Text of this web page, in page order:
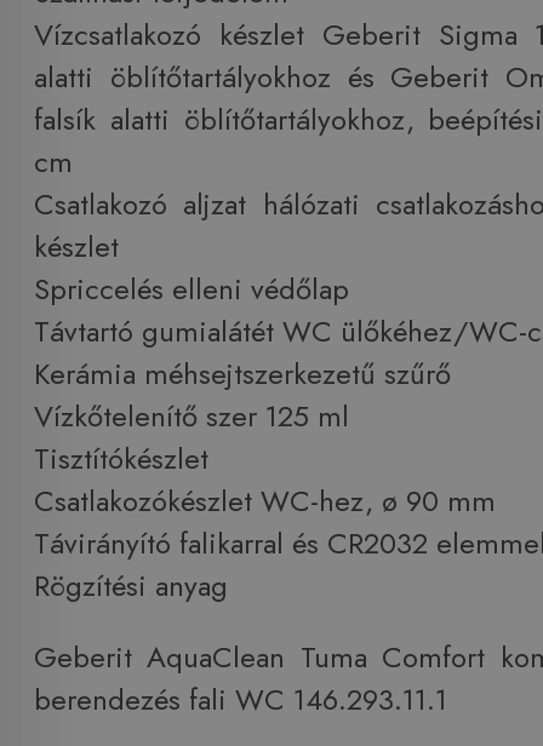
Vízcsatlakozó készlet Geberit Sigma
alatti öblítőtartályokhoz és Geberit
falsík alatti öblítőtartályokhoz,
cm
Csatlakozó aljzat hálózati
készlet
Spriccelés elleni védőlap
Távtartó gumialátét WC ülőkéhez/WC-
Kerámia méhsejtszerkezetű szűrő
Vízkőtelenítő szer 125 ml
Tisztítókészlet
Csatlakozókészlet WC-hez, ø 90 mm
Távirányító falikarral és CR2032
Rögzítési anyag
Geberit AquaClean Tuma Comfort
berendezés fali WC 146.293.11.1